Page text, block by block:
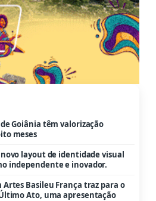
Goiânia têm valorização
meses
layout de identidade visual
independente e inovador.
Artes Basileu França traz para o
Ato, uma apresentação